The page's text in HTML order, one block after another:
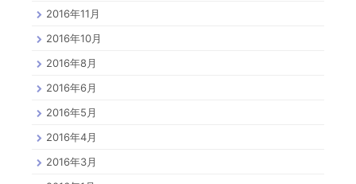
2016年11月
2016年10月
2016年8月
2016年6月
2016年5月
2016年4月
2016年3月